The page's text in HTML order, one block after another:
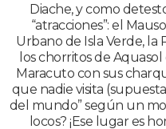
Diache, y como
“atracciones”: el
Urbano de Isla Verde, la
los chorritos de
Maracuto con sus
que nadie visita
del mundo” según un
locos? ¡Ese lugar es